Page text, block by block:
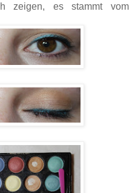
zeigen, es stammt vom